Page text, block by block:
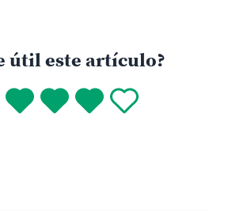
útil este artículo?